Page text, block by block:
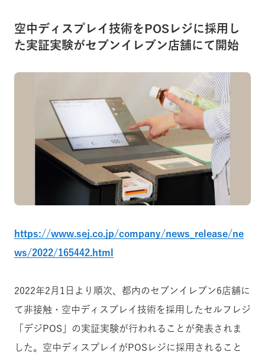
空中ディスプレイ技術をPOSレジに採用し
た実証実験がセブンイレブン店舗にて開始
https://www.sej.co.jp/company/news_release/ne
ws/2022/165442.html
2022年2月1日より順次、都内のセブンイレブン6店舗に
て非接触・空中ディスプレイ技術を採用したセルフレジ
「デジPOS」の実証実験が行われることが発表されま
した。空中ディスプレイがPOSレジに採用されること